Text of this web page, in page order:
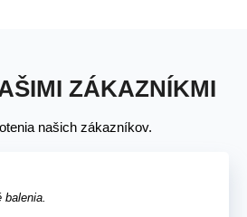
ZÁKAZNÍKMI
našich zákazníkov.
balenia.